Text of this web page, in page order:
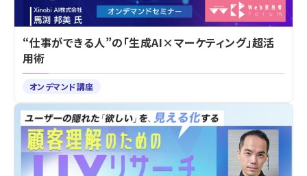
“仕事ができる人”の「生成AI×マーケティング」超活
用術
オンデマンド講座